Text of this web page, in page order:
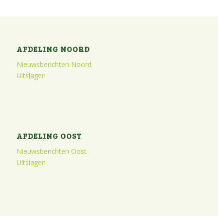
AFDELING NOORD
Nieuwsberichten Noord
Uitslagen
AFDELING OOST
Nieuwsberichten Oost
Uitslagen